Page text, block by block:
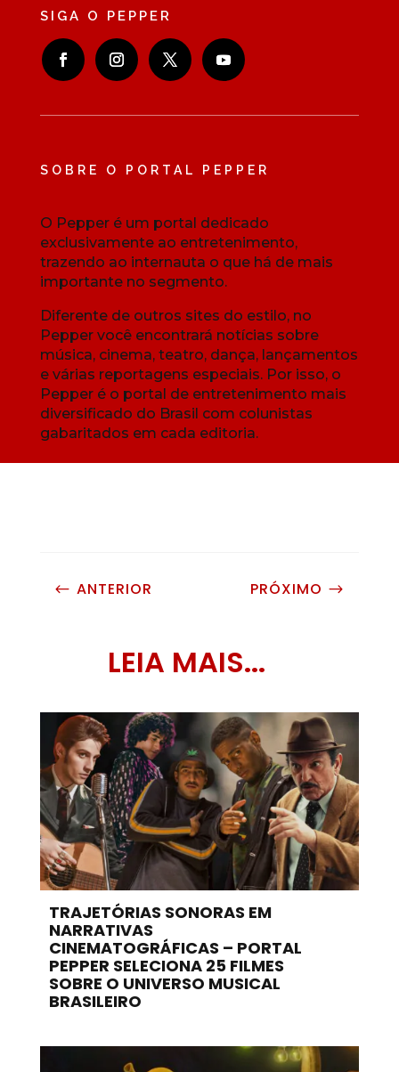
SIGA O PEPPER
SOBRE O PORTAL PEPPER
O Pepper é um portal dedicado
exclusivamente ao entretenimento,
trazendo ao internauta o que há de mais
importante no segmento.
Diferente de outros sites do estilo, no
Pepper você encontrará notícias sobre
música, cinema, teatro, dança, lançamentos
e várias reportagens especiais. Por isso, o
Pepper é o portal de entretenimento mais
diversificado do Brasil com colunistas
gabaritados em cada editoria.
# ANTERIOR PRÓXIMO $
LEIA MAIS...
TRAJETÓRIAS SONORAS EM
NARRATIVAS
CINEMATOGRÁFICAS – PORTAL
PEPPER SELECIONA 25 FILMES
SOBRE O UNIVERSO MUSICAL
BRASILEIRO